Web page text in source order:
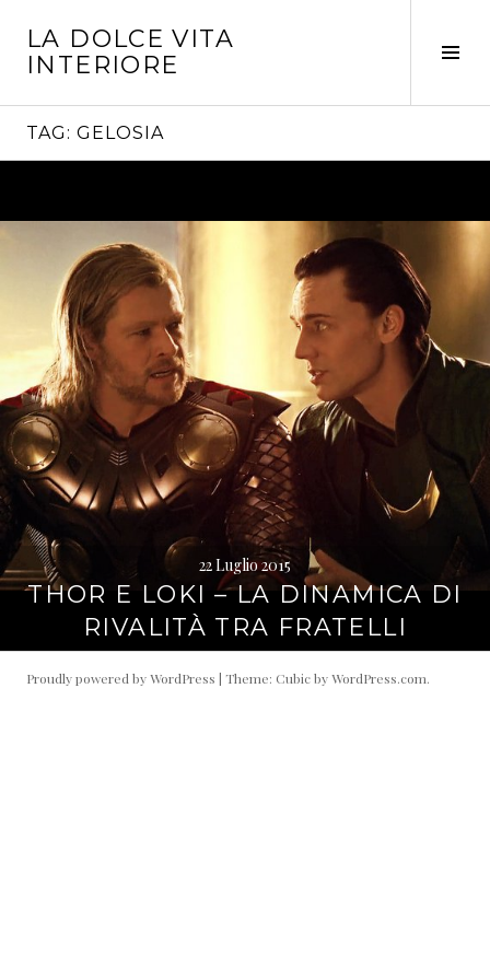
contenuto
LA DOLCE VITA
INTERIORE
TAG: GELOSIA
22 Luglio 2015
THOR E LOKI – LA DINAMICA DI
RIVALITÀ TRA FRATELLI
Proudly powered by WordPress | Theme: Cubic byWordPress.com.